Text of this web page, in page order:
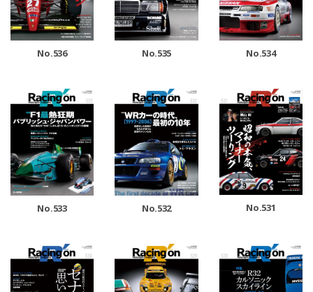
No.536 No.535 No.534
No.533 No.532 No.531